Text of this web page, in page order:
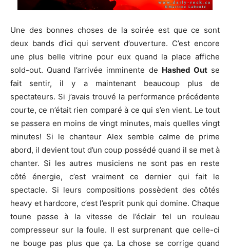
Une des bonnes choses de la soirée est que ce sont
deux bands d’ici qui servent d’ouverture. C’est encore
une plus belle vitrine pour eux quand la place affiche
sold-out. Quand l’arrivée imminente de Hashed Outse
fait sentir, il y a maintenant beaucoup plus de
spectateurs. Si j’avais trouvé la performance précédente
courte, ce n’était rien comparé à ce qui s’en vient. Le tout
se passera en moins de vingt minutes, mais quelles vingt
minutes! Si le chanteur Alex semble calme de prime
abord, il devient tout d’un coup possédé quand il se met à
chanter. Si les autres musiciens ne sont pas en reste
côté énergie, c’est vraiment ce dernier qui fait le
spectacle. Si leurs compositions possèdent des côtés
heavy et hardcore, c’est l’esprit punk qui domine. Chaque
toune passe à la vitesse de l’éclair tel un rouleau
compresseur sur la foule. Il est surprenant que celle-ci
ne bouge pas plus que ça. La chose se corrige quand